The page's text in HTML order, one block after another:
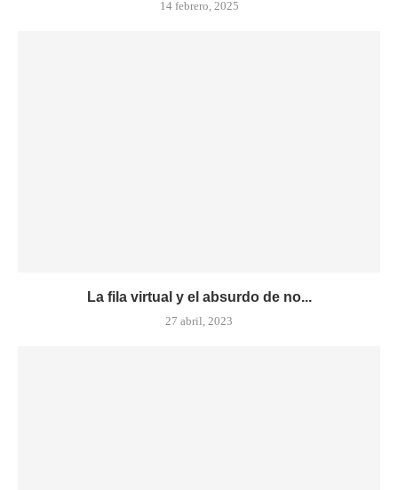
14 febrero, 2025
La fila virtual y el absurdo de no...
27 abril, 2023